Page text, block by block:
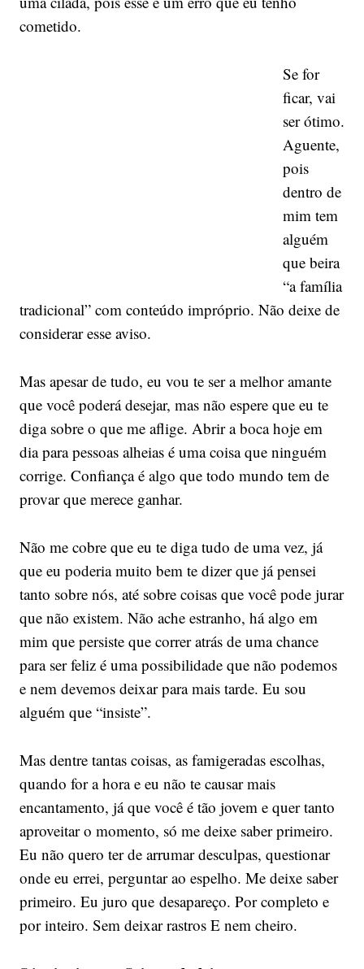
cometido.
Se for
ficar, vai
ser ótimo.
Aguente,
pois
dentro de
mim tem
alguém
que beira
“a família
tradicional” com conteúdo impróprio. Não deixe de
considerar esse aviso.
Mas apesar de tudo, eu vou te ser a melhor amante
que você poderá desejar, mas não espere que eu te
diga sobre o que me aflige. Abrir a boca hoje em
dia para pessoas alheias é uma coisa que ninguém
corrige. Confiança é algo que todo mundo tem de
provar que merece ganhar.
Não me cobre que eu te diga tudo de uma vez, já
que eu poderia muito bem te dizer que já pensei
tanto sobre nós, até sobre coisas que você pode jurar
que não existem. Não ache estranho, há algo em
mim que persiste que correr atrás de uma chance
para ser feliz é uma possibilidade que não podemos
e nem devemos deixar para mais tarde. Eu sou
alguém que “insiste”.
Mas dentre tantas coisas, as famigeradas escolhas,
quando for a hora e eu não te causar mais
encantamento, já que você é tão jovem e quer tanto
aproveitar o momento, só me deixe saber primeiro.
Eu não quero ter de arrumar desculpas, questionar
onde eu errei, perguntar ao espelho. Me deixe saber
primeiro. Eu juro que desapareço. Por completo e
por inteiro. Sem deixar rastros E nem cheiro.